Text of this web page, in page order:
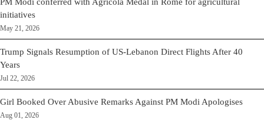
initiatives
May 21, 2026
Trump Signals Resumption of US-Lebanon Direct Flights After 40
Years
Jul 22, 2026
Girl Booked Over Abusive Remarks Against PM Modi Apologises
Aug 01, 2026